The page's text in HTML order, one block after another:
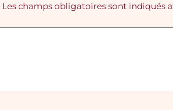
Les champs obligatoires sont indiqués